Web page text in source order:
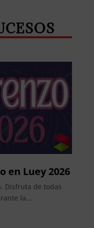
en Luey 2026
Disfruta de todas
la...